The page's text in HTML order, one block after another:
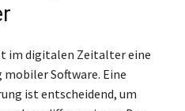
im digitalen Zeitalter eine
Software. Eine
ist entscheidend, um